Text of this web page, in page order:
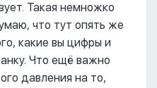
Такая немножко
что тут опять же
какие вы цифры и
Что ещё важно
давления на то,